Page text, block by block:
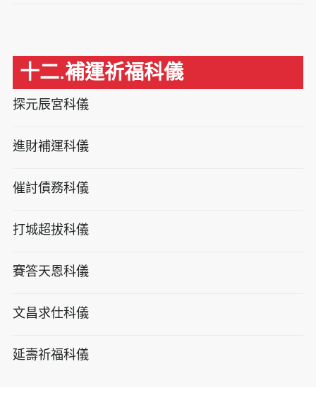
十二.補運祈福科儀
探元辰宮科儀
進財補運科儀
催討債務科儀
打城超拔科儀
賽答天恩科儀
文昌求仕科儀
延壽祈福科儀